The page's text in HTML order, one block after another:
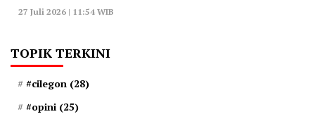
27 Juli 2026 | 11:54 WIB
TOPIK TERKINI
#cilegon (28)
#opini (25)